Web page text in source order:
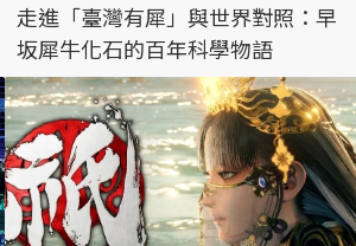
走進「臺灣有犀」與世界對照：早
坂犀牛化石的百年科學物語